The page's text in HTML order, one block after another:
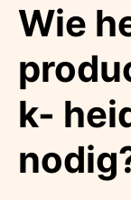
Wie
k-